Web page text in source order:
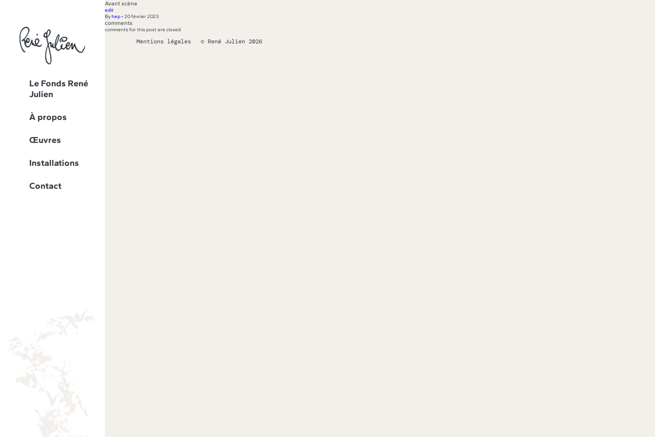
Le Fonds René
Julien
À propos
Œuvres
Installations
Contact
Avant scène
edit
Byhep • 20 février 2023
comments
comments for this post are closed
Mentions légales © René Julien 2026